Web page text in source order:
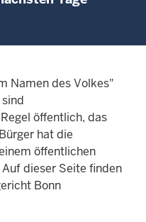
Namen des Volkes"
öffentlich, das
hat die
öffentlichen
dieser Seite finden
Bonn